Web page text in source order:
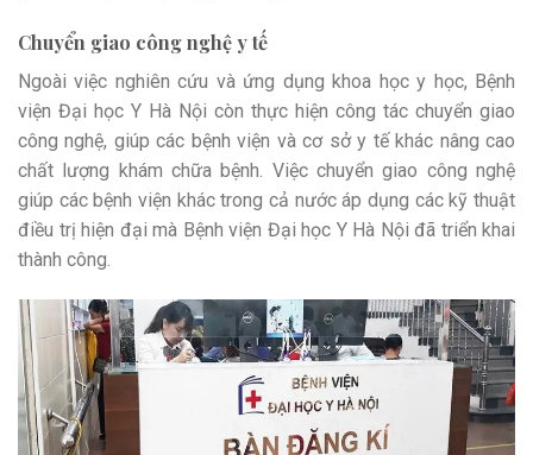
Chuyển giao công nghệ y tế
Ngoài việc nghiên cứu và ứng dụng khoa học y học, Bệnh
viện Đại học Y Hà Nội còn thực hiện công tác chuyển giao
công nghệ, giúp các bệnh viện và cơ sở y tế khác nâng cao
chất lượng khám chữa bệnh. Việc chuyển giao công nghệ
giúp các bệnh viện khác trong cả nước áp dụng các kỹ thuật
điều trị hiện đại mà Bệnh viện Đại học Y Hà Nội đã triển khai
thành công.